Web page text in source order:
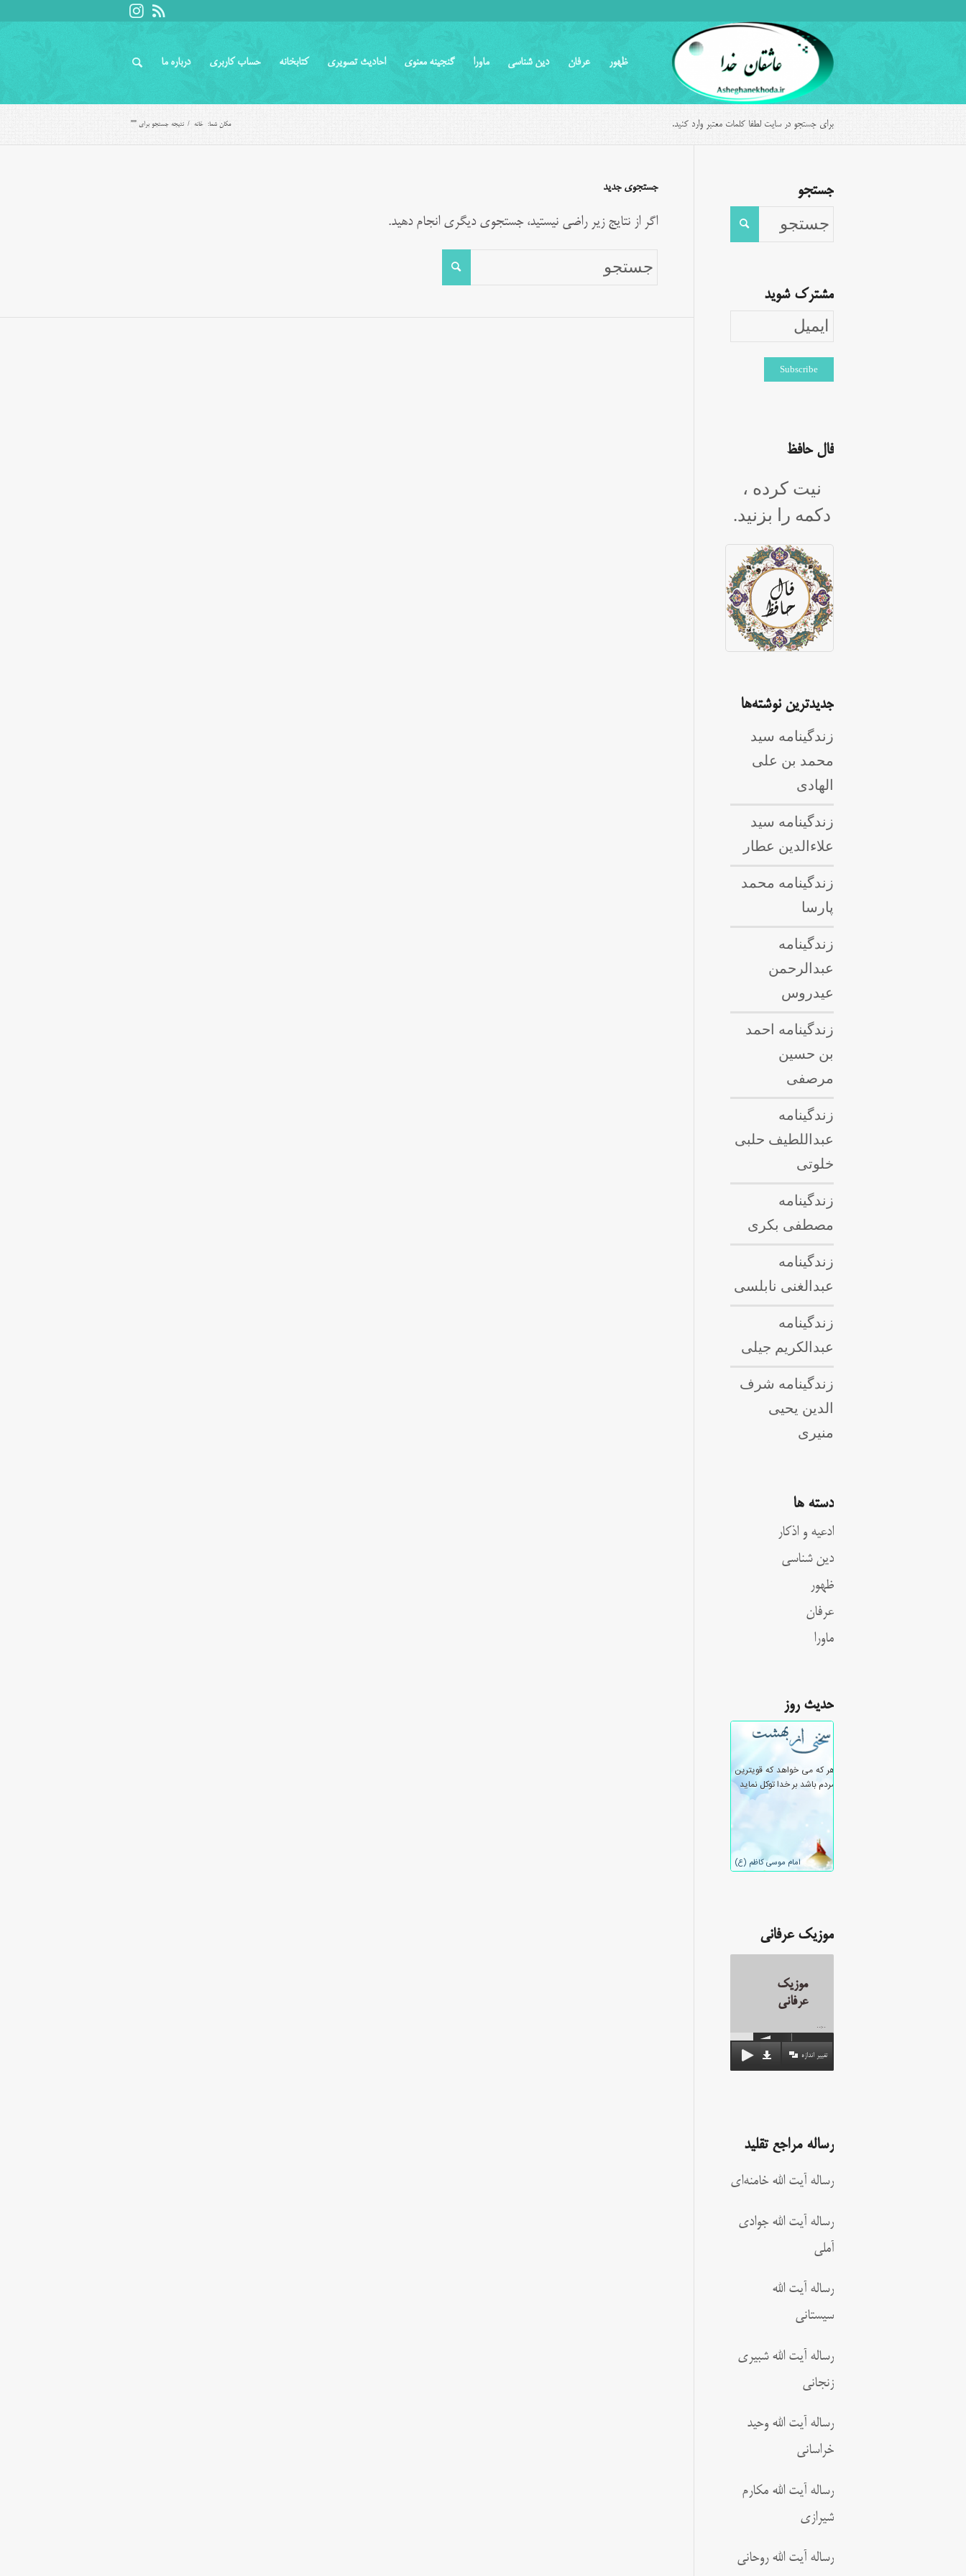
ظهور عرفان دین شناسی ماورا گنجینه معنوی احادیث تصویری کتابخانه حساب کاربری درباره ما
برای جستجو در سایت لطفا کلمات معتبر وارد کنید. مکان شما: خانه / نتیجه جستجو برای ""
جستجوی جدید
اگر از نتایج زیر راضی نیستید، جستجوی دیگری انجام دهید.
جستجو
مشترک شوید
فال حافظ
نیت کرده ،
دکمه را بزنید.
جدیدترین نوشته‌ها
زندگینامه سید
محمد بن علی
الهادی
زندگینامه سید
علاءالدین عطار
زندگینامه محمد
پارسا
زندگینامه
عبدالرحمن
عیدروس
زندگینامه احمد
بن حسین
مرصفی
زندگینامه
عبداللطيف حلبى
خلوتی
زندگینامه
مصطفی بکری
زندگینامه
عبدالغنی نابلسی
زندگینامه
عبدالکریم جیلی
زندگینامه شرف
الدین یحیی
منیری
دسته ها
ادعیه و اذکار
دین شناسی
ظهور
عرفان
ماورا
حدیث روز
موزیک عرفانی
موزیک
عرفانی
00:00
تغییر اندازه
رساله مراجع تقلید
رساله آیت الله خامنه‌ای
رساله آیت الله جوادی
آملی
رساله آیت الله
سیستانی
رساله آیت الله شبیری
زنجانی
رساله آیت الله وحید
خراسانی
رساله آیت الله مکارم
شیرازی
رساله آیت الله روحانی